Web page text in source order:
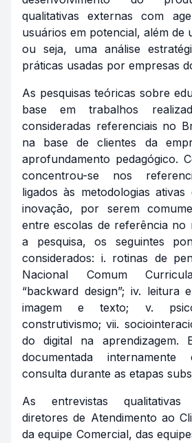
qualitativas externas com
usuários em potencial, além de
ou seja, uma análise
práticas usadas por empresas
As pesquisas teóricas sobre
base em trabalhos
consideradas referenciais no
na base de clientes da
aprofundamento pedagógico.
concentrou-se nos
ligados às metodologias
inovação, por serem
entre escolas de referência no
a pesquisa, os seguintes
considerados: i. rotinas de
Nacional Comum
“backward design”; iv. leitura
imagem e texto; v.
construtivismo; vii.
do digital na aprendizagem.
documentada
consulta durante as etapas
As entrevistas
diretores de Atendimento ao
da equipe Comercial, das